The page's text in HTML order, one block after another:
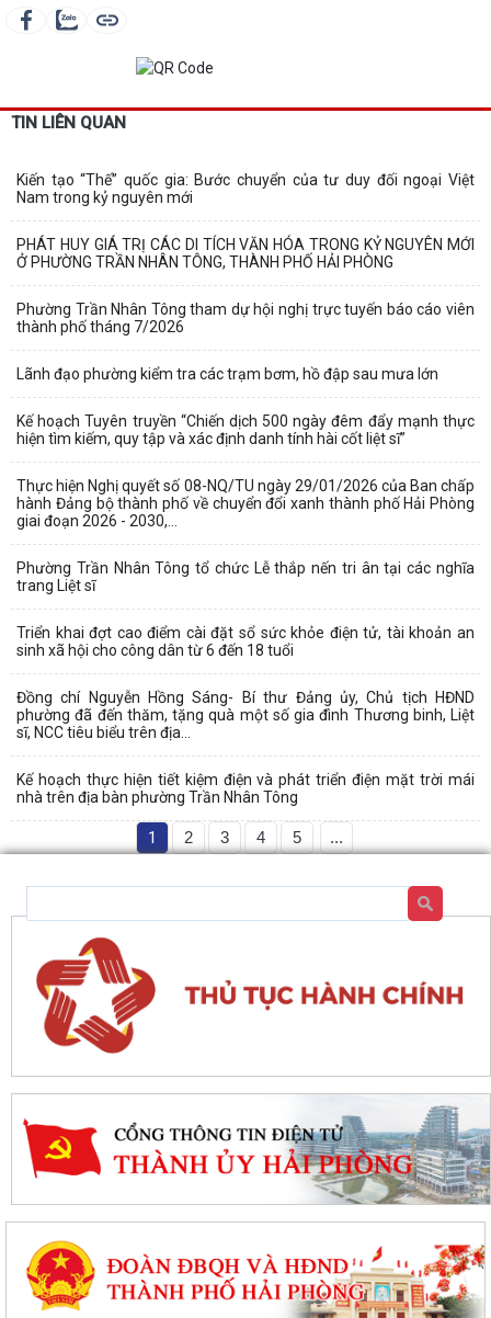
TIN LIÊN QUAN
Kiến tạo “Thế” quốc gia: Bước chuyển của tư duy đối ngoại Việt
Nam trong kỷ nguyên mới
PHÁT HUY GIÁ TRỊ CÁC DI TÍCH VĂN HÓA TRONG KỶ NGUYÊN MỚI
Ở PHƯỜNG TRẦN NHÂN TÔNG, THÀNH PHỐ HẢI PHÒNG
Phường Trần Nhân Tông tham dự hội nghị trực tuyến báo cáo viên
thành phố tháng 7/2026
Lãnh đạo phường kiểm tra các trạm bơm, hồ đập sau mưa lớn
Kế hoạch Tuyên truyền “Chiến dịch 500 ngày đêm đẩy mạnh thực
hiện tìm kiếm, quy tập và xác định danh tính hài cốt liệt sĩ”
Thực hiện Nghị quyết số 08-NQ/TU ngày 29/01/2026 của Ban chấp
hành Đảng bộ thành phố về chuyển đổi xanh thành phố Hải Phòng
giai đoạn 2026 - 2030,...
Phường Trần Nhân Tông tổ chức Lễ thắp nến tri ân tại các nghĩa
trang Liệt sĩ
Triển khai đợt cao điểm cài đặt sổ sức khỏe điện tử, tài khoản an
sinh xã hội cho công dân từ 6 đến 18 tuổi
Đồng chí Nguyễn Hồng Sáng- Bí thư Đảng ủy, Chủ tịch HĐND
phường đã đến thăm, tặng quà một số gia đình Thương binh, Liệt
sĩ, NCC tiêu biểu trên địa...
Kế hoạch thực hiện tiết kiệm điện và phát triển điện mặt trời mái
nhà trên địa bàn phường Trần Nhân Tông
1 2 3 4 5 ...
Kiến tạo “Thế” quốc gia: Bước chuyển của tư duy đối ngoại Việt Nam
trong kỷ nguyên mới